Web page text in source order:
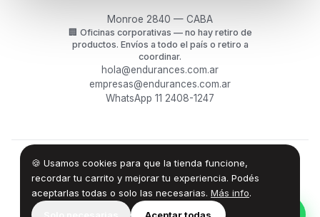
🍪 Usamos cookies para que la tienda funcione,
recordar tu carrito y mejorar tu experiencia. Podés
aceptarlas todas o solo las necesarias. Más info.
Aceptar todas
Monroe 2840 — CABA
🏢 Oficinas corporativas — no hay retiro de
productos. Envíos a todo el país o retiro a
coordinar.
hola@endurances.com.ar
empresas@endurances.com.ar
WhatsApp 11 2408-1247
© 2026Endurances Technology SA · CUIT 30-71861942-0
Términos·Privacidad ·Devoluciones
100% Design by — Endurances IT